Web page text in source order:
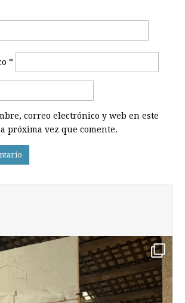
*
correo electrónico y web en este
próxima vez que comente.